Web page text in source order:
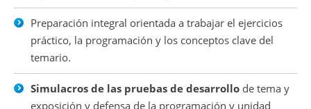
Preparación integral orientada a trabajar el ejercicios
práctico, la programación y los conceptos clave del
temario.
Simulacros de las pruebas de desarrollo de tema y
exposición y defensa de la programación y unidad